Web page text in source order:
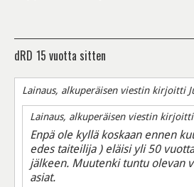
dRD 15 vuotta sitten
Lainaus, alkuperäisen viestin kirjoitti
Lainaus, alkuperäisen viestin
Enpä ole kyllä koskaan ennen
edes taiteilija ) eläisi yli 50
jälkeen. Muutenki tuntu olevan
asiat.